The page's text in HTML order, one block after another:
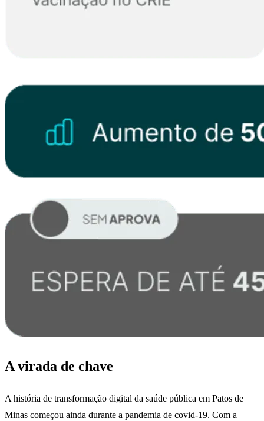
A virada de chave
A história de transformação digital da saúde pública em Patos de
Minas começou ainda durante a pandemia de covid-19. Com a